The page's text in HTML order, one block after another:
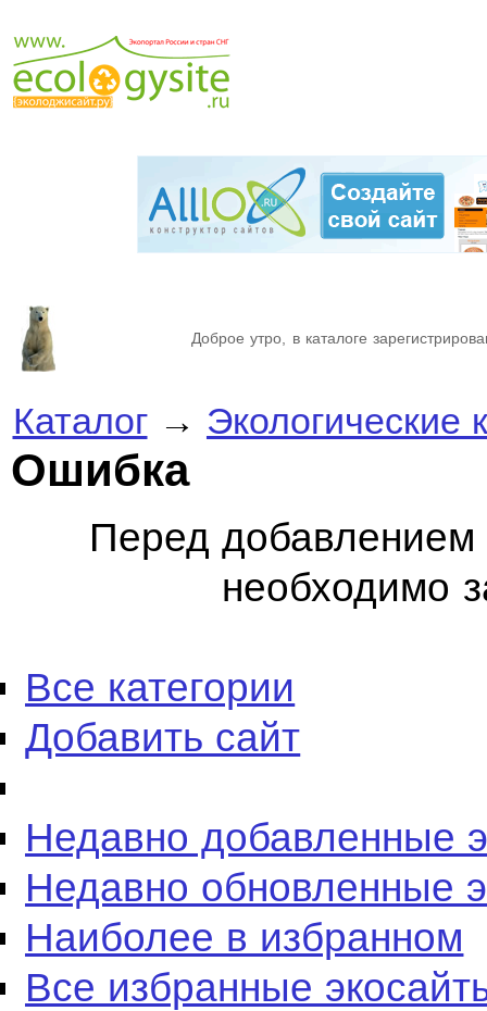
Доброе утро, в каталоге
Каталог→ Экологические
Ошибка
Перед добавлением
необходимо
Все категории
Добавить сайт
Недавно добавленные
Недавно обновленные
Наиболее в избранном
Все избранные